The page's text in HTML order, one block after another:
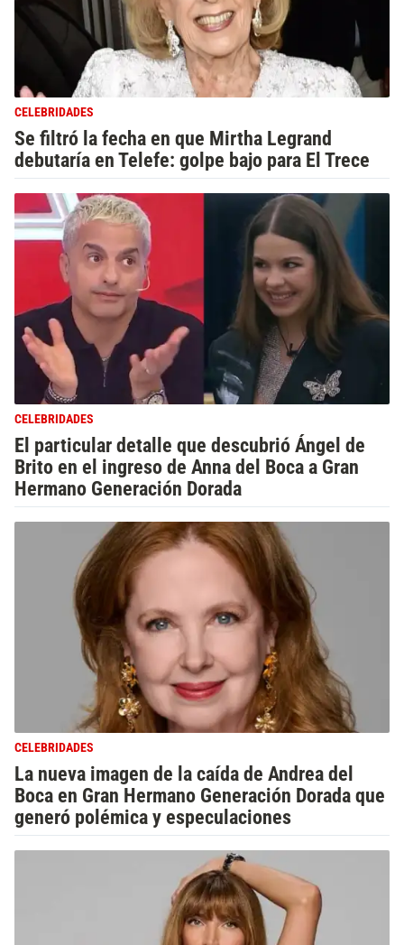
CELEBRIDADES
Se filtró la fecha en que Mirtha Legrand
debutaría en Telefe: golpe bajo para El Trece
CELEBRIDADES
El particular detalle que descubrió Ángel de
Brito en el ingreso de Anna del Boca a Gran
Hermano Generación Dorada
CELEBRIDADES
La nueva imagen de la caída de Andrea del
Boca en Gran Hermano Generación Dorada que
generó polémica y especulaciones